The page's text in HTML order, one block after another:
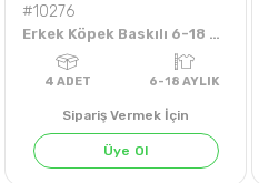
#10276
Erkek Köpek Baskılı 6-18 Aylık Tişört
Sipariş Vermek İçin
Üye Ol